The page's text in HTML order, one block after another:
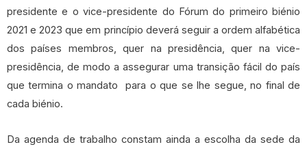
presidente e o vice-presidente do Fórum do primeiro biénio
2021 e 2023 que em princípio deverá seguir a ordem alfabética
dos países membros, quer na presidência, quer na vice-
presidência, de modo a assegurar uma transição fácil do país
que termina o mandato para o que se lhe segue, no final de
cada biénio.
Da agenda de trabalho constam ainda a escolha da sede da